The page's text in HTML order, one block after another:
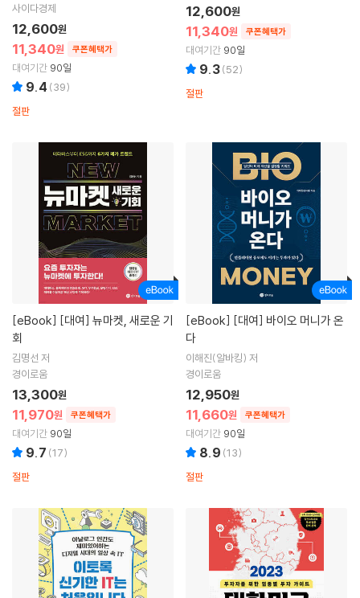
사이다경제
11,340원 쿠폰혜택가
12,600원
대여기간 90일
9.4 (39)
절판
11,340원 쿠폰혜택가
12,600원
대여기간 90일
9.3(52)
절판
[eBook]
회
김명선 저
경이로움
11,970원 쿠폰혜택가
13,300원
대여기간 90일
9.7 (17)
절판
[eBook]
다
이해진(알바킹) 저
경이로움
11,660원 쿠폰혜택가
12,950원
대여기간 90일
8.9 (13)
절판